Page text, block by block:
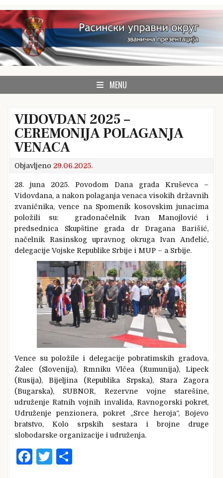
Skip
to
content
Rasinski okrug
zvanična prezentacija Rasinskog upravnog okruga
MENU
VIDOVDAN 2025 –
CEREMONIJA POLAGANJA
VENACA
Objavljeno 29.06.2025.
28. juna 2025. Povodom Dana grada Kruševca –
Vidovdana, a nakon polaganja venaca visokih državnih
zvaničnika, vence na Spomenik kosovskim junacima
položili su: gradonačelnik Ivan Manojlović i
predsednica Skupštine grada dr Dragana Barišić,
načelnik Rasinskog upravnog okruga Ivan Anđelić,
delegacije Vojske Republike Srbije i MUP – a Srbije.
Vence su položile i delegacije pobratimskih gradova,
Žalec (Slovenija), Rmniku Vlčea (Rumunija), Lipeck
(Rusija), Bijeljina (Republika Srpska), Stara Zagora
(Bugarska), SUBNOR, Rezervne vojne starešine,
udruženje Ratnih vojnih invalida, Ravnogorski pokret,
Udruženje penzionera, pokret „Srce heroja“, Bojevo
bratstvo, Kolo srpskih sestara i brojne druge
slobodarske organizacije i udruženja.
F
T